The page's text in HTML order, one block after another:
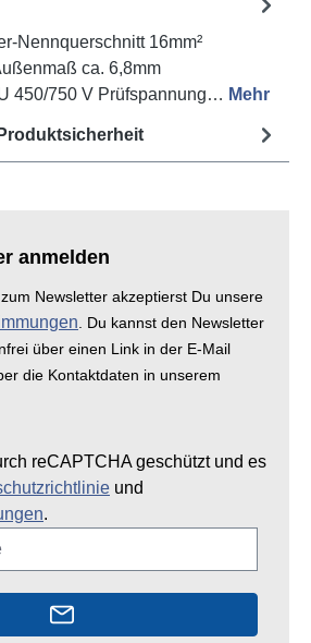
Nennquerschnitt 16mm²
ca. 6,8mm
450/750 V Prüfspannung… Mehr
anmelden
Newsletter akzeptierst Du unsere
. Du kannst den Newsletter
über einen Link in der E-Mail
die Kontaktdaten in unserem
reCAPTCHA geschützt und es
und
.